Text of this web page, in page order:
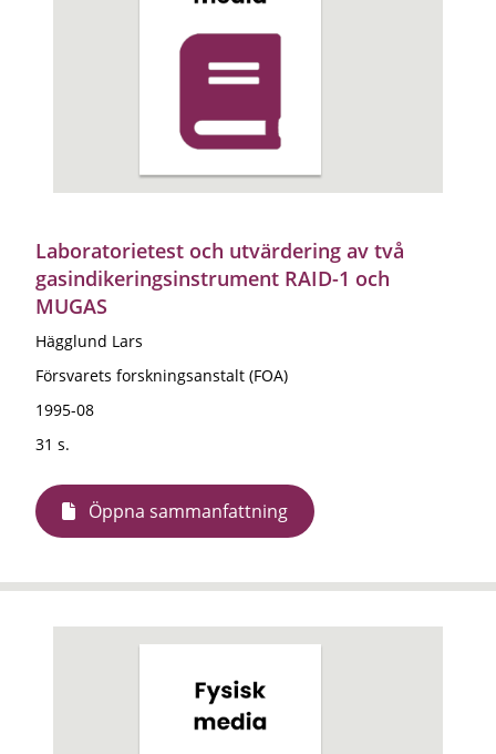
Laboratorietest och utvärdering av två
gasindikeringsinstrument RAID-1 och
MUGAS
Hägglund Lars
Försvarets forskningsanstalt (FOA)
1995-08
31 s.
Öppna sammanfattning